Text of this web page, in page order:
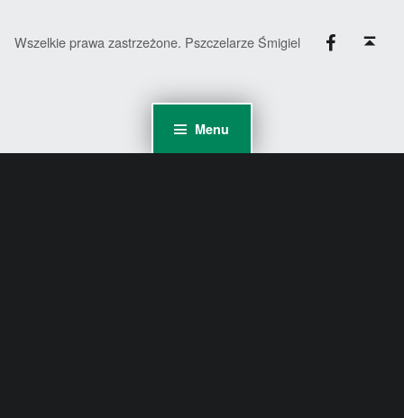
Menu
Wszelkie prawa zastrzeżone. Pszczelarze Śmigiel